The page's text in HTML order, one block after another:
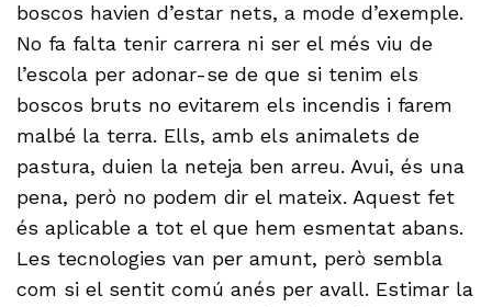
boscos havien d’estar nets, a mode d’exemple.
No fa falta tenir carrera ni ser el més viu de
l’escola per adonar-se de que si tenim els
boscos bruts no evitarem els incendis i farem
malbé la terra. Ells, amb els animalets de
pastura, duien la neteja ben arreu. Avui, és una
pena, però no podem dir el mateix. Aquest fet
és aplicable a tot el que hem esmentat abans.
Les tecnologies van per amunt, però sembla
com si el sentit comú anés per avall. Estimar la